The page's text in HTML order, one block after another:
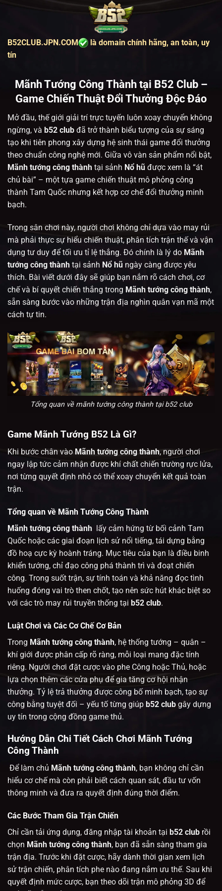
dung
B52CLUB.JPN.COM
là domain chính hãng, an toàn, uy
tín
Mãnh Tướng Công Thành tại B52 Club –
Game Chiến Thuật Đổi Thưởng Độc Đáo
Mở đầu, thế giới giải trí trực tuyến luôn xoay chuyển không
ngừng, và b52 club đã trở thành biểu tượng của sự sáng
tạo khi tiên phong xây dựng hệ sinh thái game đổi thưởng
theo chuẩn công nghệ mới. Giữa vô vàn sản phẩm nổi bật,
Mãnh tướng công thành tại sảnh Nổ hũ được xem là “át
chủ bài” – một tựa game chiến thuật mô phỏng công
thành Tam Quốc nhưng kết hợp cơ chế đổi thưởng minh
bạch.
Trong sân chơi này, người chơi không chỉ dựa vào may rủi
mà phải thực sự hiểu chiến thuật, phân tích trận thế và vận
dụng tư duy để tối ưu tỉ lệ thắng. Đó chính là lý do Mãnh
tướng công thành tại sảnh Nổ hũ ngày càng được yêu
thích. Bài viết dưới đây sẽ giúp bạn nắm rõ cách chơi, cơ
chế và bí quyết chiến thắng trong Mãnh tướng công thành,
sẵn sàng bước vào những trận địa nghìn quân vạn mã một
cách tự tin.
Tổng quan về mãnh tướng công thành tại b52 club
Game Mãnh Tướng B52 Là Gì?
Khi bước chân vàoMãnh tướng công thành, người chơi
ngay lập tức cảm nhận được khí chất chiến trường rực lửa,
nơi từng quyết định nhỏ có thể xoay chuyển kết quả toàn
trận.
Tổng quan về Mãnh Tướng Công Thành
Mãnh tướng công thành lấy cảm hứng từ bối cảnh Tam
Quốc hoặc các giai đoạn lịch sử nổi tiếng, tái dựng bằng
đồ hoạ cực kỳ hoành tráng. Mục tiêu của bạn là điều binh
khiển tướng, chỉ đạo công phá thành trì và đoạt chiến
công. Trong suốt trận, sự tính toán và khả năng đọc tình
huống đóng vai trò then chốt, tạo nên sức hút khác biệt so
với các trò may rủi truyền thống tại b52 club.
Luật Chơi và Các Cơ Chế Cơ Bản
Trong Mãnh tướng công thành, hệ thống tướng – quân –
khí giới được phân cấp rõ ràng, mỗi loại mang đặc tính
riêng. Người chơi đặt cược vào phe Công hoặc Thủ, hoặc
lựa chọn thêm các cửa phụ để gia tăng cơ hội nhận
thưởng. Tỷ lệ trả thưởng được công bố minh bạch, tạo sự
công bằng tuyệt đối – yếu tố từng giúp b52 club gây dựng
uy tín trong cộng đồng game thủ.
Hướng Dẫn Chi Tiết Cách Chơi Mãnh Tướng
Công Thành
Để làm chủ Mãnh tướng công thành, bạn không chỉ cần
hiểu cơ chế mà còn phải biết cách quan sát, đầu tư vốn
thông minh và đưa ra quyết định đúng thời điểm.
Các Bước Tham Gia Trận Chiến
Chỉ cần tải ứng dụng, đăng nhập tài khoản tại b52 club rồi
chọn Mãnh tướng công thành, bạn đã sẵn sàng tham gia
trận địa. Trước khi đặt cược, hãy dành thời gian xem lịch
sử trận chiến, phân tích phe nào đang nắm ưu thế. Sau khi
quyết định mức cược, bạn theo dõi trận mô phỏng 3D để